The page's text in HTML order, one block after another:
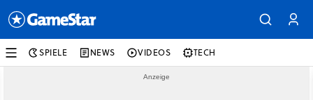
SPIELE NEWS VIDEOS TECH